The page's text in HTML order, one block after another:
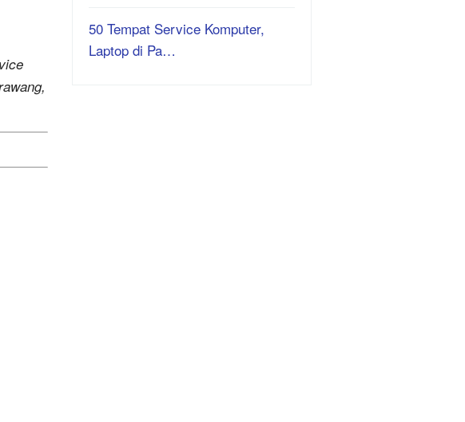
50 Tempat Service Komputer,
Laptop di Pa…